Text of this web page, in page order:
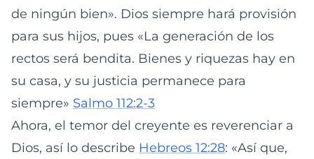
de ningún bien». Dios siempre hará provisión
para sus hijos, pues «La generación de los
rectos será bendita. Bienes y riquezas hay en
su casa, y su justicia permanece para
siempre» Salmo 112:2-3
Ahora, el temor del creyente es reverenciar a
Dios, así lo describe Hebreos 12:28: «Así que,